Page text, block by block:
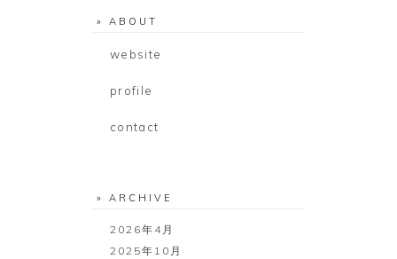
» ABOUT
website
profile
contact
» ARCHIVE
2026年4月
2025年10月